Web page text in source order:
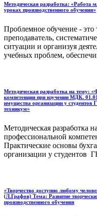
Методическая разработка: «Работа
уроках производственного обучения»
Проблемное обучение -
преподаватель,
ситуации и организуя
учебных проблем,
Методическая разработка на тему:
компетенции при изучении МДК.
имущества организации у
техникум»
Методическая разработка
профессиональной
Практические основы
организации у студентов
«Творчество доступно любому
(Л.Графов) Тема: Развитие
производственного обучения